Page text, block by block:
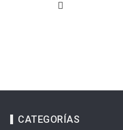
CATEGORÍAS